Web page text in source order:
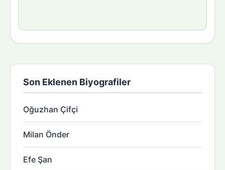
Son Eklenen Biyografiler
Oğuzhan Çifçi
Milan Önder
Efe Şan